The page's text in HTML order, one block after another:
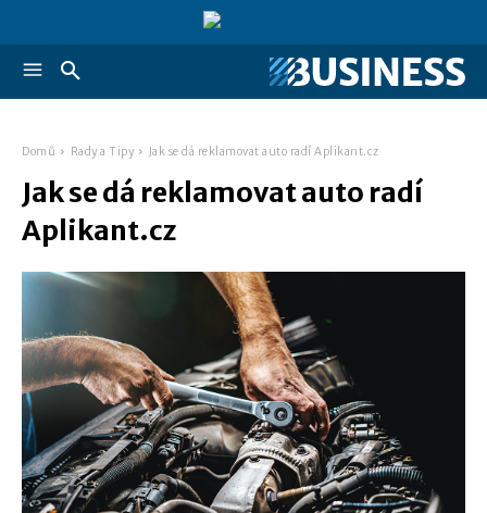
Domů Rady a Tipy Jak se dá reklamovat auto radí Aplikant.cz
Jak se dá reklamovat auto radí
Aplikant.cz